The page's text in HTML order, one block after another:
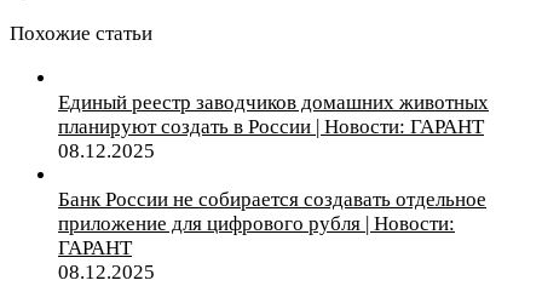
Похожие статьи
Единый реестр заводчиков домашних животных
планируют создать в России | Новости: ГАРАНТ
08.12.2025
Банк России не собирается создавать отдельное
приложение для цифрового рубля | Новости:
ГАРАНТ
08.12.2025